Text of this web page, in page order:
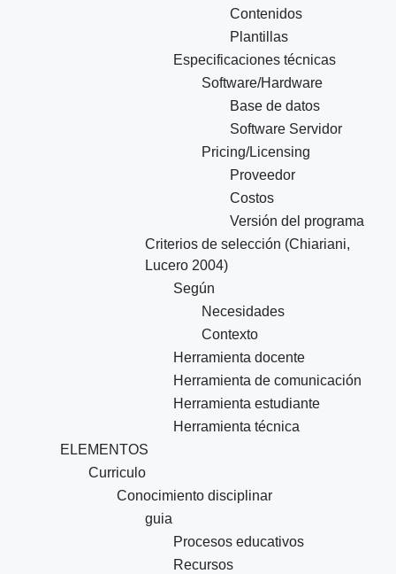
Contenidos
Plantillas
Especificaciones técnicas
Software/Hardware
Base de datos
Software Servidor
Pricing/Licensing
Proveedor
Costos
Versión del programa
Criterios de selección (Chiariani,
Lucero 2004)
Según
Necesidades
Contexto
Herramienta docente
Herramienta de comunicación
Herramienta estudiante
Herramienta técnica
ELEMENTOS
Curriculo
Conocimiento disciplinar
guia
Procesos educativos
Recursos